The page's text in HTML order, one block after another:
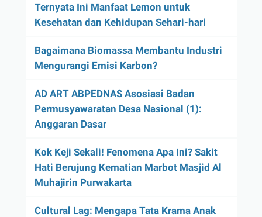
Ternyata Ini Manfaat Lemon untuk
Kesehatan dan Kehidupan Sehari-hari
Bagaimana Biomassa Membantu Industri
Mengurangi Emisi Karbon?
AD ART ABPEDNAS Asosiasi Badan
Permusyawaratan Desa Nasional (1):
Anggaran Dasar
Kok Keji Sekali! Fenomena Apa Ini? Sakit
Hati Berujung Kematian Marbot Masjid Al
Muhajirin Purwakarta
Cultural Lag: Mengapa Tata Krama Anak